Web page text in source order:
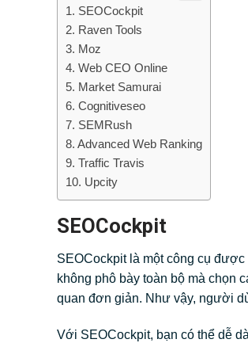
SEOCockpit
Raven Tools
Moz
Web CEO Online
Market Samurai
Cognitiveseo
SEMRush
Advanced Web Ranking
Traffic Travis
Upcity
SEOCockpit
SEOCockpit là một công cụ
không phô bày toàn bộ mà chọn
quan đơn giản. Như vậy, người
Với SEOCockpit, bạn có thể dễ